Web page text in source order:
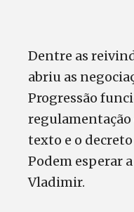
Dentre as
abriu as
Progressão
regulamentação
texto e o
Podem esperar
Vladimir.